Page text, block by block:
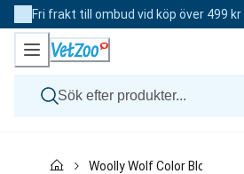
Skip
to
Content
Fri frakt till ombud vid köp över 499 kr
Woolly Wolf Color Block